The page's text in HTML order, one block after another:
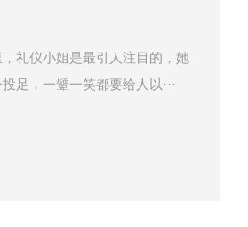
礼仪小姐是最引人注目的，她
足，一颦一笑都要给人以···